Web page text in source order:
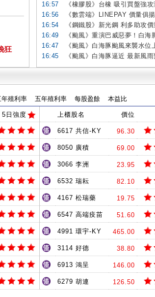
狂
16:57
《橡膠股》台橡 吸引買盤強
16:56
《數雲端》LINEPAY 價量俱
16:54
《鋼鐵股》新光鋼 利多助攻
16:49
《颱風》重演巴威惡夢！白海
16:47
《颱風》白海豚颱風來襲水位
16:45
《颱風》白海豚逼近 最新風
年殖利率 五年殖利率 每股盈餘 本益比
5日強度 上櫃股名 價位
6617 共信-KY 96.30
8050 廣積 69.00
3066 李洲 23.95
6532 瑞耘 82.10
4167 松瑞藥 19.75
6547 高端疫苗 51.60
4991 環宇-KY 465.00
3114 好德 38.80
6913 鴻呈 146.00
6279 胡連 126.50